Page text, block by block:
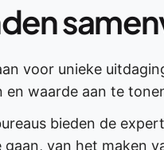
voor unieke
en waarde aan te
bieden de
gaan, van het maken